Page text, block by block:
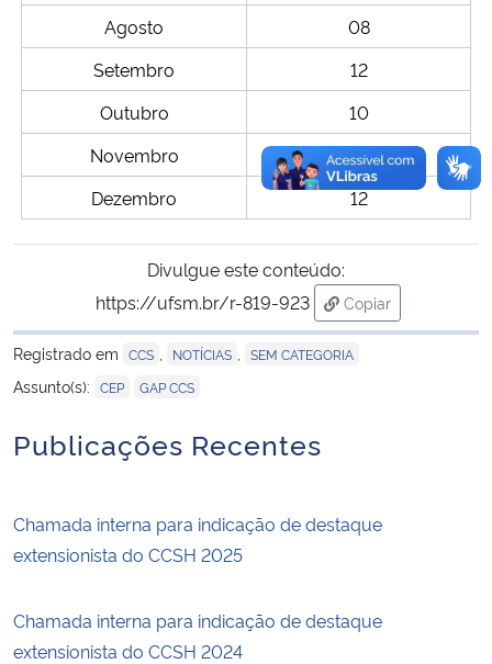
Planalto
Agosto
08
Setembro
12
Outubro
10
Novembro
14
Dezembro
12
Divulgue este conteúdo:
https://ufsm.br/r-819-923
Copiar
para área de
Registrado em CCS NOTÍCIAS SEM CATEGORIA
Assunto(s): CEP GAP CCS
Publicações Recentes
Chamada interna para indicação de destaque
extensionista do CCSH 2025
Chamada interna para indicação de destaque
extensionista do CCSH 2024